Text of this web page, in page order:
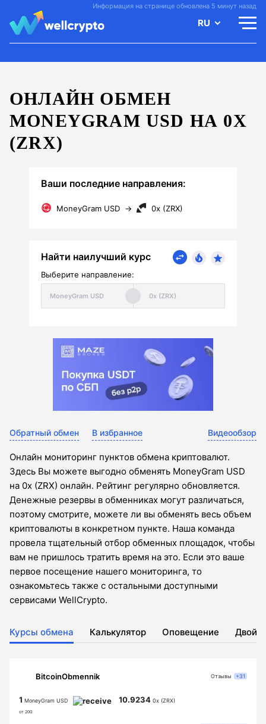
Информация на странице обновлена 5 минут назад
RU
ОНЛАЙН ОБМЕН
MONEYGRAM USD НА 0X
(ZRX)
Ваши последние направления:
MoneyGram USD → 0x (ZRX)
Найти наилучший курс
Выберите направление:
Обратный обмен В избранное Видеообзор
Онлайн мониторинг пунктов обмена криптовалют.
Здесь Вы можете выгодно обменять MoneyGram USD
на 0x (ZRX) онлайн. Рейтинг регулярно обновляется.
Денежные резервы в обменниках могут различаться,
поэтому смотрите, можете ли вы обменять весь объем
криптовалюты в конкретном пункте. Наша команда
провела тщательный отбор обменных площадок, чтобы
вам не пришлось тратить время на это. Если это ваше
первое посещение нашего мониторинга, то
ознакомьтесь также с остальными доступными
сервисами WellCrypto.
Курсы обмена Калькулятор Оповещение
BitcoinObmennik
1 MoneyGram USD
от 200
10.9234 0x (ZRX)
Отзывы +31